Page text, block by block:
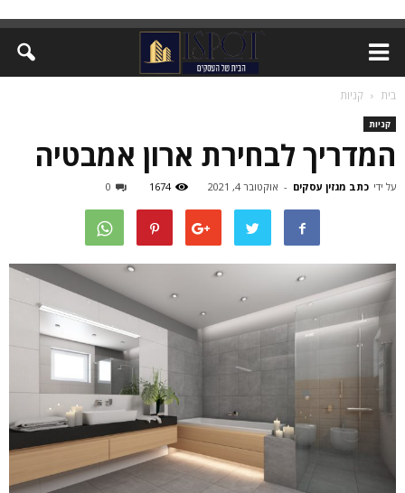
בית קניות
קניות
המדריך לבחירת ארון אמבטיה
על ידי כתב מגזין עסקים - אוקטובר 4, 2021 1674
0